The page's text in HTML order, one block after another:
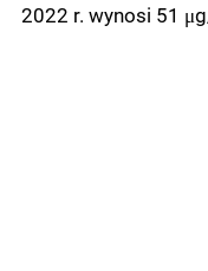
2022 r. wynosi 51